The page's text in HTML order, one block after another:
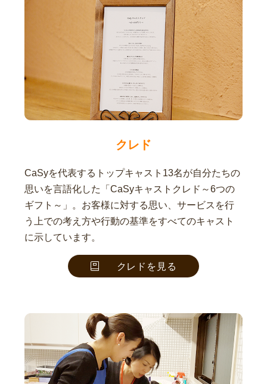
クレド
CaSyを代表するトップキャスト13名が自分たちの
思いを言語化した「CaSyキャストクレド～6つの
ギフト～」。お客様に対する思い、サービスを行
う上での考え方や行動の基準をすべてのキャスト
に示しています。
クレドを見る